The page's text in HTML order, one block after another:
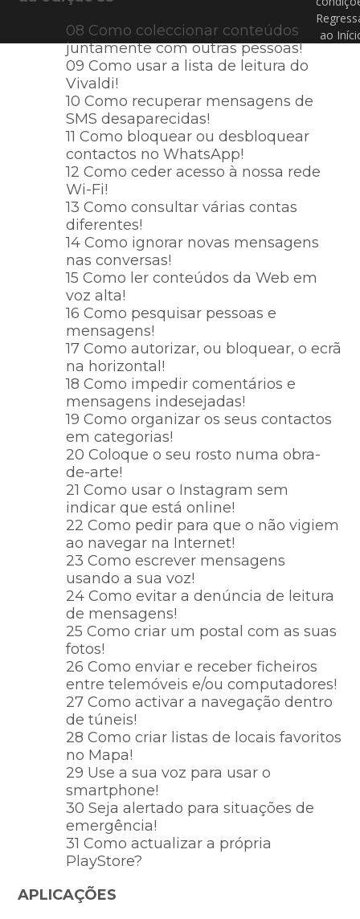
08 Como coleccionar conteúdos
juntamente com outras pessoas!
09 Como usar a lista de leitura do
Vivaldi!
10 Como recuperar mensagens de
SMS desaparecidas!
11 Como bloquear ou desbloquear
contactos no WhatsApp!
12 Como ceder acesso à nossa rede
Wi-Fi!
13 Como consultar várias contas
diferentes!
14 Como ignorar novas mensagens
nas conversas!
15 Como ler conteúdos da Web em
voz alta!
16 Como pesquisar pessoas e
mensagens!
17 Como autorizar, ou bloquear, o ecrã
na horizontal!
18 Como impedir comentários e
mensagens indesejadas!
19 Como organizar os seus contactos
em categorias!
20 Coloque o seu rosto numa obra-
de-arte!
21 Como usar o Instagram sem
indicar que está online!
22 Como pedir para que o não vigiem
ao navegar na Internet!
23 Como escrever mensagens
usando a sua voz!
24 Como evitar a denúncia de leitura
de mensagens!
25 Como criar um postal com as suas
fotos!
26 Como enviar e receber ficheiros
entre telemóveis e/ou computadores!
27 Como activar a navegação dentro
de túneis!
28 Como criar listas de locais favoritos
no Mapa!
29 Use a sua voz para usar o
smartphone!
30 Seja alertado para situações de
emergência!
31 Como actualizar a própria
PlayStore?
APLICAÇÕES
ao